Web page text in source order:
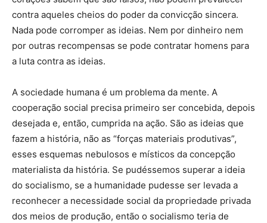
contra aqueles cheios do poder da convicção sincera.
Nada pode corromper as ideias. Nem por dinheiro nem
por outras recompensas se pode contratar homens para
a luta contra as ideias.
A sociedade humana é um problema da mente. A
cooperação social precisa primeiro ser concebida, depois
desejada e, então, cumprida na ação. São as ideias que
fazem a história, não as “forças materiais produtivas”,
esses esquemas nebulosos e místicos da concepção
materialista da história. Se pudéssemos superar a ideia
do socialismo, se a humanidade pudesse ser levada a
reconhecer a necessidade social da propriedade privada
dos meios de produção, então o socialismo teria de